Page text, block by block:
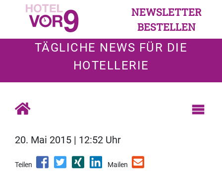
NEWSLETTER
BESTELLEN
TÄGLICHE NEWS FÜR DIE
HOTELLERIE
20. Mai 2015 | 12:52 Uhr
Teilen Mailen